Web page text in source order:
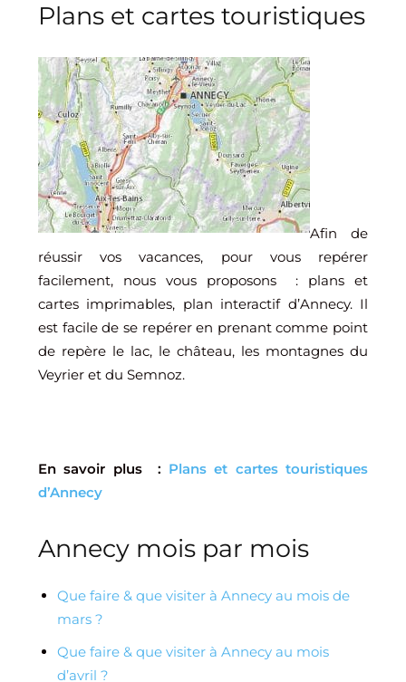
Plans et cartes touristiques
Afin de
réussir vos vacances, pour vous repérer
facilement, nous vous proposons : plans et
cartes imprimables, plan interactif d’Annecy. Il
est facile de se repérer en prenant comme point
de repère le lac, le château, les montagnes du
Veyrier et du Semnoz.
En savoir plus : Plans et cartes touristiques
d’Annecy
Annecy mois par mois
Que faire & que visiter à Annecy au mois de
mars ?
Que faire & que visiter à Annecy au mois
d’avril ?